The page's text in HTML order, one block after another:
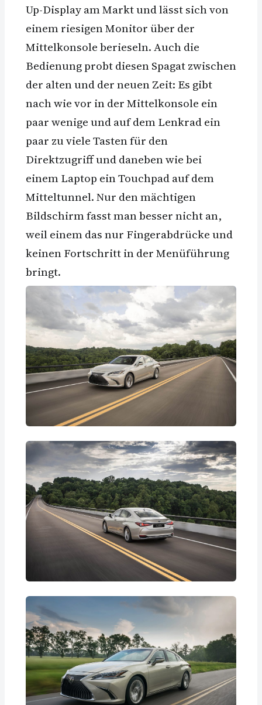
Up-Display am Markt und lässt sich von
einem riesigen Monitor über der
Mittelkonsole berieseln. Auch die
Bedienung probt diesen Spagat zwischen
der alten und der neuen Zeit: Es gibt
nach wie vor in der Mittelkonsole ein
paar wenige und auf dem Lenkrad ein
paar zu viele Tasten für den
Direktzugriff und daneben wie bei
einem Laptop ein Touchpad auf dem
Mitteltunnel. Nur den mächtigen
Bildschirm fasst man besser nicht an,
weil einem das nur Fingerabdrücke und
keinen Fortschritt in der Menüführung
bringt.